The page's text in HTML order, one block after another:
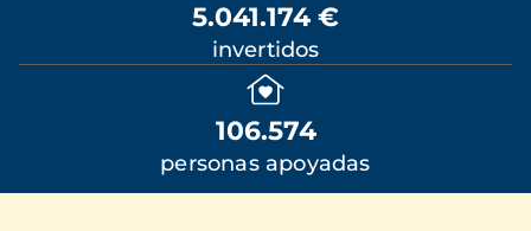
5.041.174 €
invertidos
106.574
personas apoyadas